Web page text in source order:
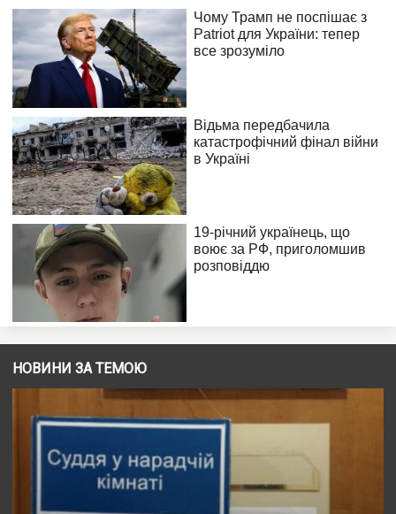
НОВИНИ ЗА ТЕМОЮ